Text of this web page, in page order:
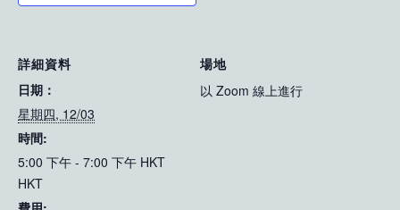
詳細資料
日期：
星期四, 12/03
時間:
5:00 下午 - 7:00 下午 HKT
HKT
場地
以 Zoom 線上進行